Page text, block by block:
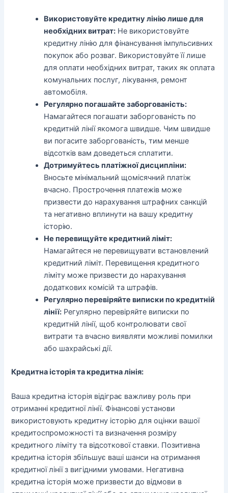
Використовуйте кредитну лінію лише для
необхідних витрат: Не використовуйте
кредитну лінію для фінансування імпульсивних
покупок або розваг. Використовуйте її лише
для оплати необхідних витрат, таких як оплата
комунальних послуг, лікування, ремонт
автомобіля.
Регулярно погашайте заборгованість:
Намагайтеся погашати заборгованість по
кредитній лінії якомога швидше. Чим швидше
ви погасите заборгованість, тим менше
відсотків вам доведеться сплатити.
Дотримуйтесь платіжної дисципліни:
Вносьте мінімальний щомісячний платіж
вчасно. Прострочення платежів може
призвести до нарахування штрафних санкцій
та негативно вплинути на вашу кредитну
історію.
Не перевищуйте кредитний ліміт:
Намагайтеся не перевищувати встановлений
кредитний ліміт. Перевищення кредитного
ліміту може призвести до нарахування
додаткових комісій та штрафів.
Регулярно перевіряйте виписки по кредитній
лінії: Регулярно перевіряйте виписки по
кредитній лінії, щоб контролювати свої
витрати та вчасно виявляти можливі помилки
або шахрайські дії.
Кредитна історія та кредитна лінія:
Ваша кредитна історія відіграє важливу роль при
отриманні кредитної лінії. Фінансові установи
використовують кредитну історію для оцінки вашої
кредитоспроможності та визначення розміру
кредитного ліміту та відсоткової ставки. Позитивна
кредитна історія збільшує ваші шанси на отримання
кредитної лінії з вигідними умовами. Негативна
кредитна історія може призвести до відмови в